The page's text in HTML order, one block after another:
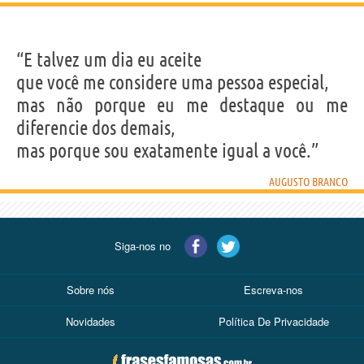
“E talvez um dia eu aceite
que você me considere uma pessoa especial,
mas não porque eu me destaque ou me
diferencie dos demais,
mas porque sou exatamente igual a você.”
AUGUSTO BRANCO
Siga-nos no
Sobre nós Escreva-nos
Novidades Política De Privacidade